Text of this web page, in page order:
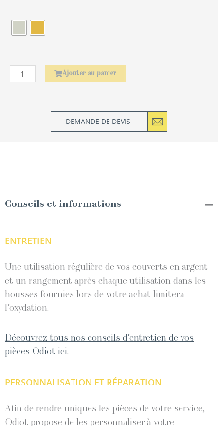
Ajouter au panier
DEMANDE DE DEVIS
Conseils et informations
ENTRETIEN
Une utilisation régulière de vos couverts en argent
et un rangement après chaque utilisation dans les
housses fournies lors de votre achat limitera
l’oxydation.
Découvrez tous nos conseils d’entretien de vos
pièces Odiot ici.
PERSONNALISATION ET RÉPARATION
Afin de rendre uniques les pièces de votre service,
Odiot propose de les personnaliser à votre